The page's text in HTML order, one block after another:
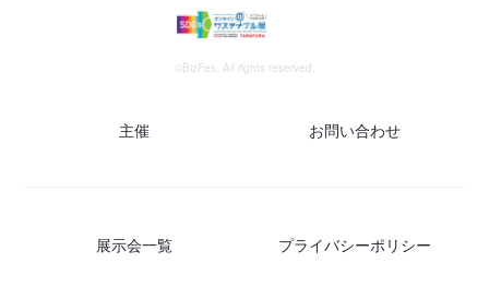
©BizFes, All rights reserved.
主催 お問い合わせ
展示会一覧 プライバシーポリシー